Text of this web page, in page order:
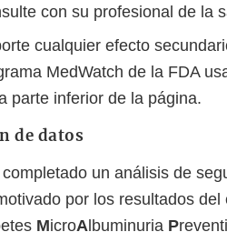
con su profesional de la
cualquier efecto
MedWatch de la FDA
parte inferior de la página.
de datos
un análisis de
por los resultados
MicroA lbuminuria P